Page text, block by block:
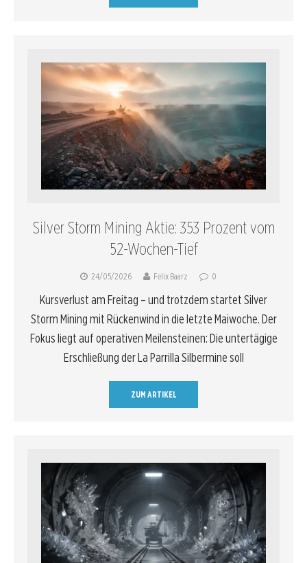
Silver Storm Mining Aktie: 353 Prozent vom
52-Wochen-Tief
24/05/2026 Felix Baarz 0
Kursverlust am Freitag – und trotzdem startet Silver
Storm Mining mit Rückenwind in die letzte Maiwoche. Der
Fokus liegt auf operativen Meilensteinen: Die untertägige
Erschließung der La Parrilla Silbermine soll
ZUM ARTIKEL